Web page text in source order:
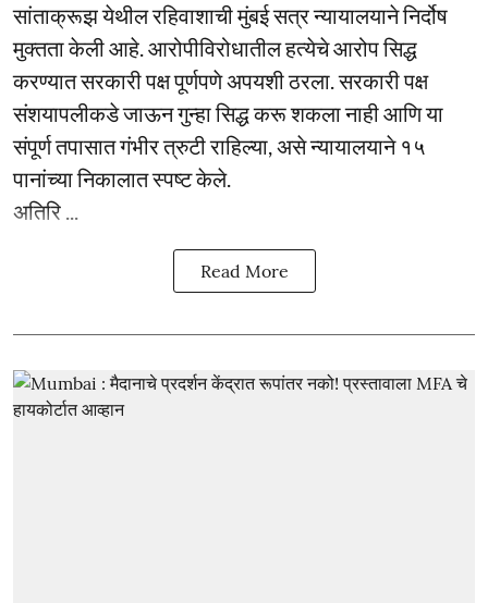
सांताक्रूझ येथील रहिवाशाची मुंबई सत्र न्यायालयाने निर्दोष
मुक्तता केली आहे. आरोपीविरोधातील हत्येचे आरोप सिद्ध
करण्यात सरकारी पक्ष पूर्णपणे अपयशी ठरला. सरकारी पक्ष
संशयापलीकडे जाऊन गुन्हा सिद्ध करू शकला नाही आणि या
संपूर्ण तपासात गंभीर त्रुटी राहिल्या, असे न्यायालयाने १५
पानांच्या निकालात स्पष्ट केले.
अतिरि ...
Read More